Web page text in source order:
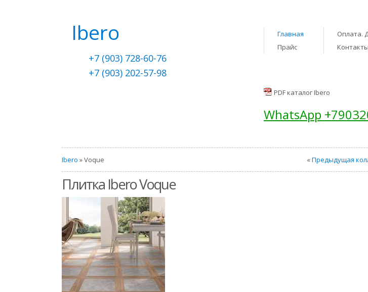
Ibero
+7 (903) 728-60-76
+7 (903) 202-57-98
Главная
Прайс
Оплата.
Контакты
PDF каталог Ibero
WhatsApp
Ibero » Voque «Предыдущая
Плитка Ibero Voque